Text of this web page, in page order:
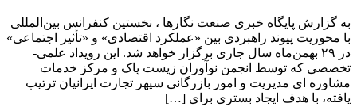
به گزارش پایگاه خبری صنعت نگارها ، نخستین کنفرانس بین‌المللی
با محوریت پیوند راهبردی بین «عملکرد اقتصادی» و «تأثیر اجتماعی»
در ۲۹ بهمن‌ماه سال جاری برگزار خواهد شد. این رویداد علمی-
تخصصی که توسط انجمن نوآوران زیست پاک و مرکز خدمات
مشاوره ای مدیریت و امور بازرگانی سپهر تجارت ایرانیان ترتیب
یافته، با هدف ایجاد بستری برای […]